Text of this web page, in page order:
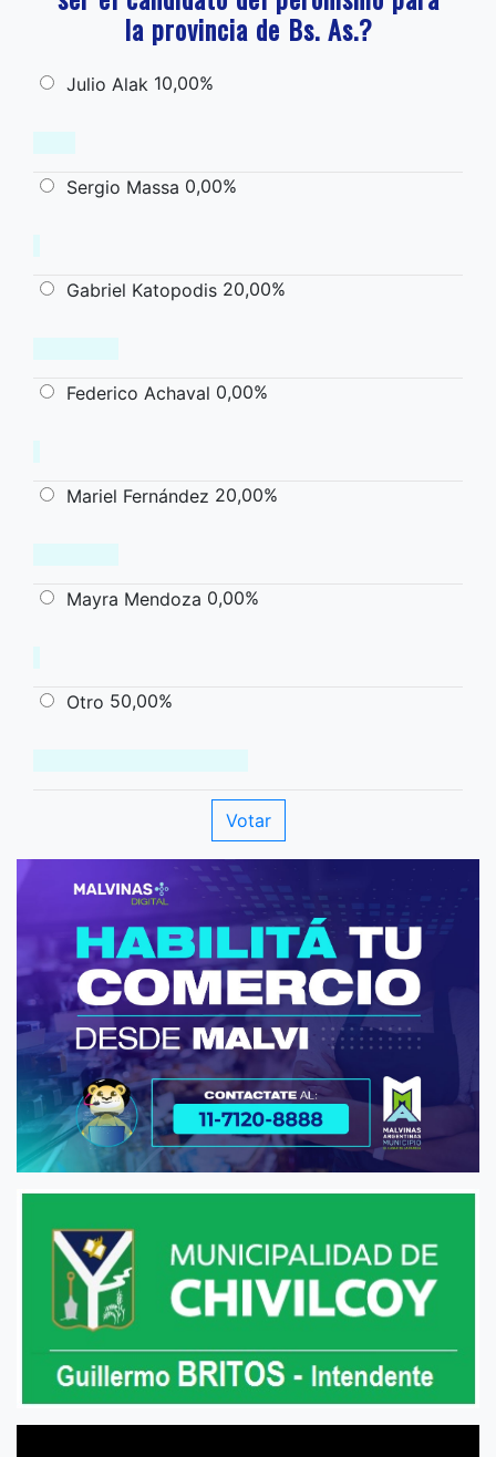
la provincia de Bs. As.?
Julio Alak 10,00%
Sergio Massa 0,00%
Gabriel Katopodis 20,00%
Federico Achaval 0,00%
Mariel Fernández 20,00%
Mayra Mendoza 0,00%
Otro 50,00%